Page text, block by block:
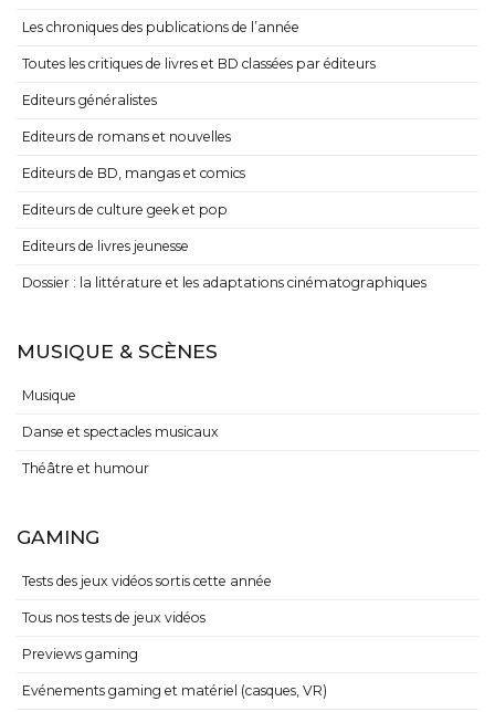
Les chroniques des publications de l’année
Toutes les critiques de livres et BD classées par éditeurs
Editeurs généralistes
Editeurs de romans et nouvelles
Editeurs de BD, mangas et comics
Editeurs de culture geek et pop
Editeurs de livres jeunesse
Dossier : la littérature et les adaptations cinématographiques
MUSIQUE & SCÈNES
Musique
Danse et spectacles musicaux
Théâtre et humour
GAMING
Tests des jeux vidéos sortis cette année
Tous nos tests de jeux vidéos
Previews gaming
Evénements gaming et matériel (casques, VR)